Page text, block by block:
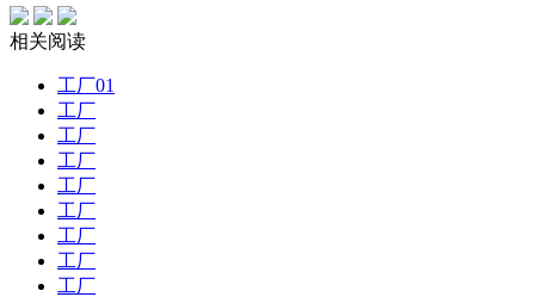
相关阅读
工厂01
工厂
工厂
工厂
工厂
工厂
工厂
工厂
工厂